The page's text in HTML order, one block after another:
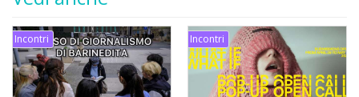
Incontri Incontri